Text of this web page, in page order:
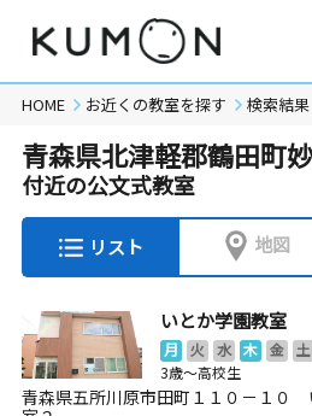
HOME お近くの教室を探す 検索結果
青森県北津軽郡鶴田町
付近の公文式教室
リスト 地図
いとか学園教室
月 火 水 木 金 土
3歳～高校生
青森県五所川原市田町１１０－１